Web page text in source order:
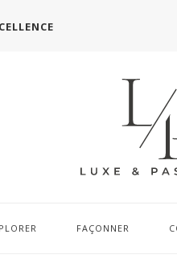
FAÇONNER